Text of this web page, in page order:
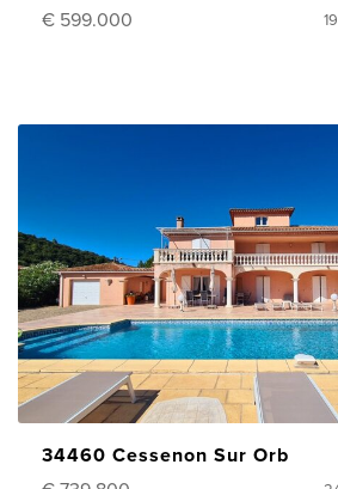
€ 599.000
34460 Cessenon Sur Orb